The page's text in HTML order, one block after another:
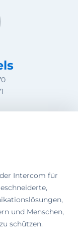
Intercom für
und Menschen,
schützen.